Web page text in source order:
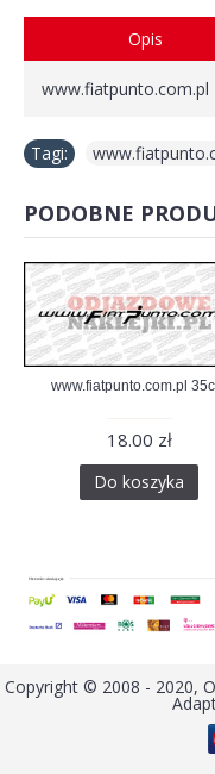
Opis
Tagi:
PODOBNE
www.fiatpunto.com.pl
18.00 zł
Do koszyka
Copyright © 2008 - 2020,